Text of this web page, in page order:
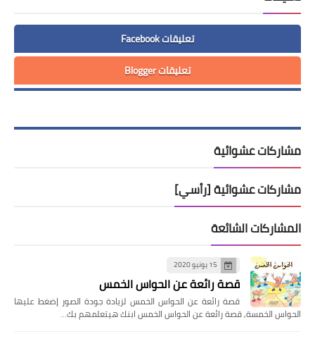
تعليقات Facebook
تعليقات Blogger
مشاركات عشوائية
مشاركات عشوائية [رأسي]
المشاركات الشائعة
15 يونيو 2020
قصة رائعة عن الحواس الخمس
قصة رائعة عن الحواس الخمس لزيادة جودة الصور إضغط عليها
الحواس الخمسة, قصة رائعة عن الحواس الخمس ابنك هيتعلمهم بك…